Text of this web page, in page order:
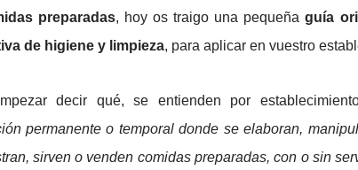
preparadas, hoy os traigo una pequeñaguía
de higiene y limpieza, para aplicar en vuestro
decir qué, se entienden por
permanente o temporal donde se elaboran,
sirven o venden comidas preparadas, con o sin